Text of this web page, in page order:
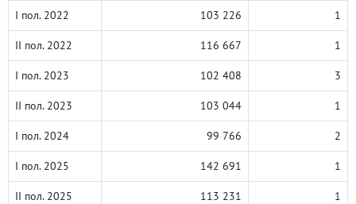
I пол. 2022 103 226 1
II пол. 2022 116 667 1
I пол. 2023 102 408 3
II пол. 2023 103 044 1
I пол. 2024 99 766 2
I пол. 2025 142 691 1
II пол. 2025 113 231 1